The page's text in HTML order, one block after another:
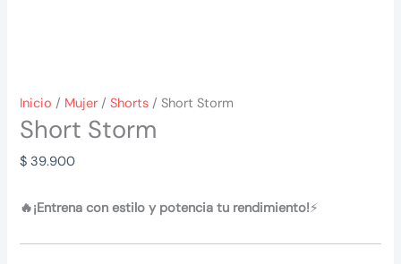
Inicio / Mujer /Shorts / Short Storm
Short Storm
$ 39.900
🔥¡Entrena con estilo y potencia tu rendimiento!⚡